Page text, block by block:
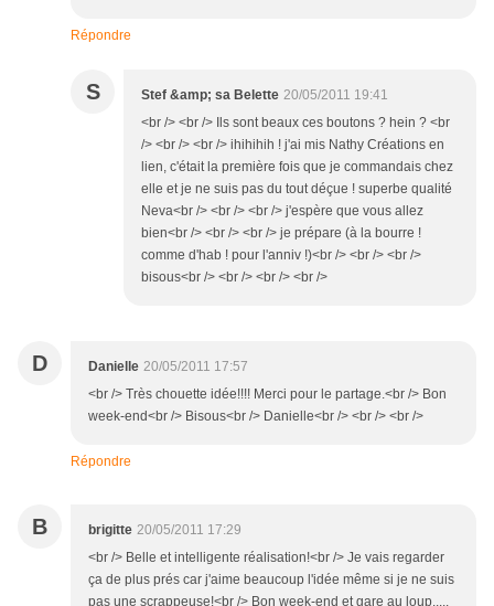
Répondre
S Stef &amp; sa Belette 20/05/2011 19:41
<br /> <br /> Ils sont beaux ces boutons ? hein ? <br
/> <br /> <br /> ihihihih ! j'ai mis Nathy Créations en
lien, c'était la première fois que je commandais chez
elle et je ne suis pas du tout déçue ! superbe qualité
Neva<br /> <br /> <br /> j'espère que vous allez
bien<br /> <br /> <br /> je prépare (à la bourre !
comme d'hab ! pour l'anniv !)<br /> <br /> <br />
bisous<br /> <br /> <br /> <br />
D Danielle 20/05/2011 17:57
<br /> Très chouette idée!!!! Merci pour le partage.<br /> Bon
week-end<br /> Bisous<br /> Danielle<br /> <br /> <br />
Répondre
B brigitte 20/05/2011 17:29
<br /> Belle et intelligente réalisation!<br /> Je vais regarder
ça de plus prés car j'aime beaucoup l'idée même si je ne suis
pas une scrappeuse!<br /> Bon week-end et gare au loup.....